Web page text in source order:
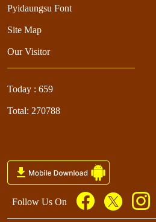
Pyidaungsu Font
Site Map
Our Visitor
Today : 659
Total: 270788
Follow Us On